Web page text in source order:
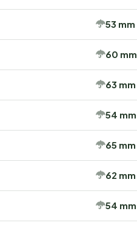
53 mm
60 mm
63 mm
54 mm
65 mm
62 mm
54 mm